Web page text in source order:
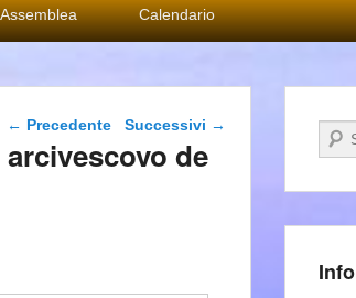
Assemblea Calendario
Navigazione articolo
← Precedente Successivi →
de
Info